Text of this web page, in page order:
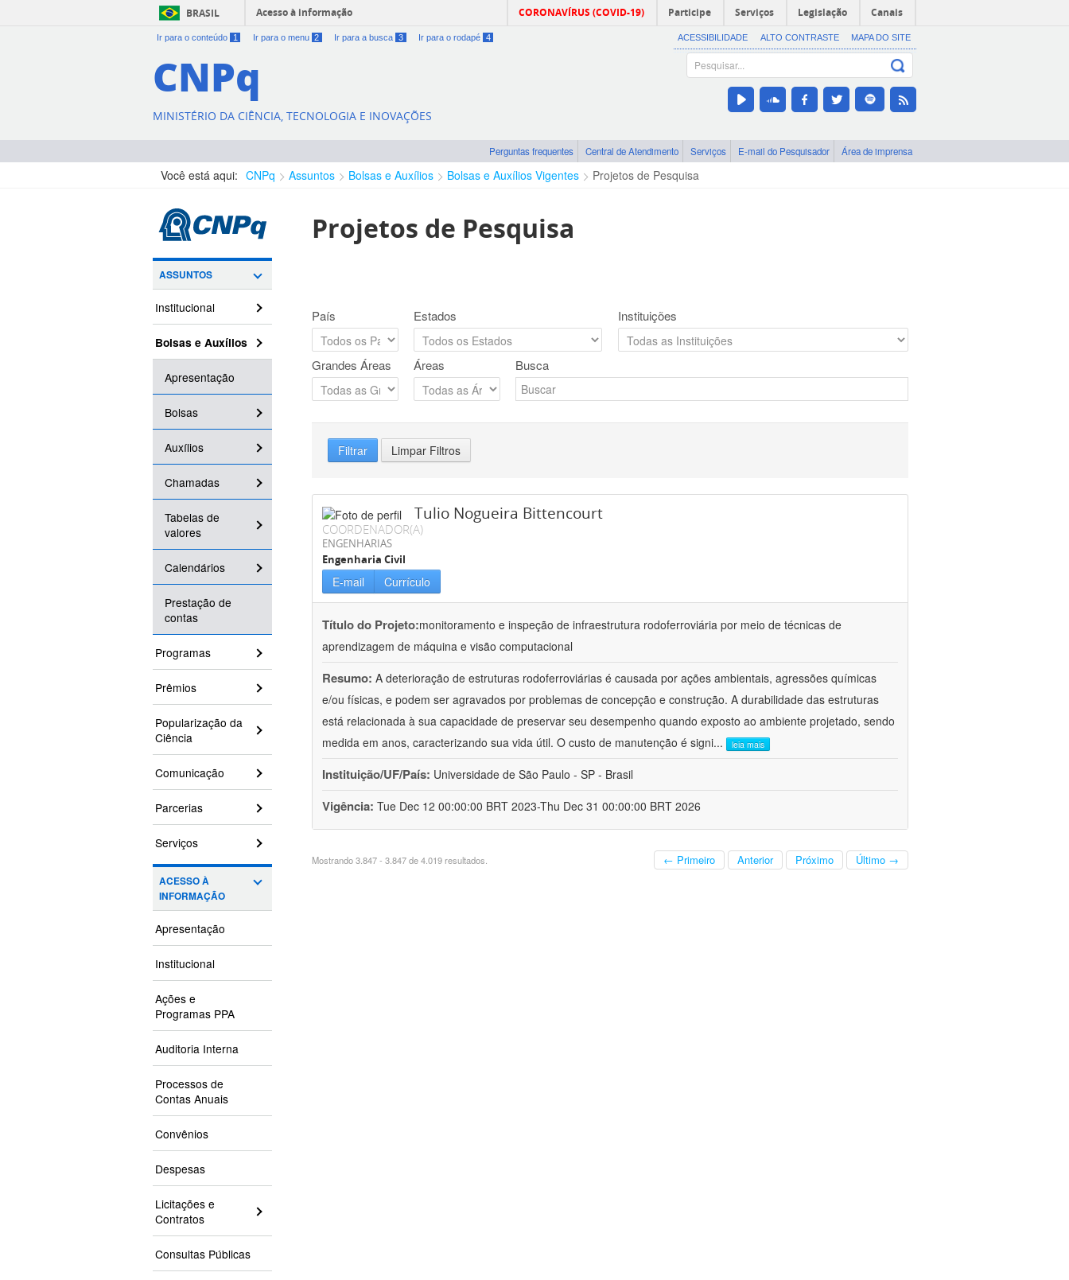
BRASIL Acesso à informação CORONAVÍRUS (COVID-19) Participe Serviços Legislação Canais
Ir para o conteúdo 1 Ir para o menu 2 Ir para a busca 3 Ir para o rodapé 4 ACESSIBILIDADE ALTO CONTRASTE MAPA DO SITE
CNPq
MINISTÉRIO DA CIÊNCIA, TECNOLOGIA E INOVAÇÕES
Perguntas frequentes Central de Atendimento Serviços E-mail do Pesquisador Área de imprensa
Você está aqui: CNPq Assuntos Bolsas e Auxílios Bolsas e Auxílios Vigentes Projetos de Pesquisa
ASSUNTOS
Institucional
Bolsas e Auxílios
Apresentação
Bolsas
Auxílios
Chamadas
Tabelas de
valores
Calendários
Prestação de
contas
Programas
Prêmios
Popularização da
Ciência
Comunicação
Parcerias
Serviços
ACESSO À
INFORMAÇÃO
Apresentação
Institucional
Ações e
Programas PPA
Auditoria Interna
Processos de
Contas Anuais
Convênios
Despesas
Licitações e
Contratos
Consultas Públicas
Projetos de Pesquisa
País Estados Instituições
Grandes Áreas Áreas Busca
Filtrar Limpar Filtros
Tulio Nogueira Bittencourt
COORDENADOR(A)
ENGENHARIAS
Engenharia Civil
E-mail Currículo
Título do Projeto:monitoramento e inspeção de infraestrutura rodoferroviária por meio de técnicas de
aprendizagem de máquina e visão computacional
Resumo: A deterioração de estruturas rodoferroviárias é causada por ações ambientais, agressões químicas
e/ou físicas, e podem ser agravados por problemas de concepção e construção. A durabilidade das estruturas
está relacionada à sua capacidade de preservar seu desempenho quando exposto ao ambiente projetado, sendo
medida em anos, caracterizando sua vida útil. O custo de manutenção é signi... leia mais
Instituição/UF/País: Universidade de São Paulo - SP - Brasil
Vigência: Tue Dec 12 00:00:00 BRT 2023-Thu Dec 31 00:00:00 BRT 2026
Mostrando 3.847 - 3.847 de 4.019 resultados. ← Primeiro Anterior Próximo Último →